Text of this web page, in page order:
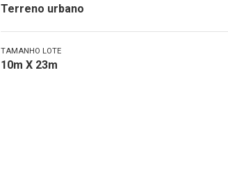
Terreno urbano
TAMANHO LOTE
10m X 23m